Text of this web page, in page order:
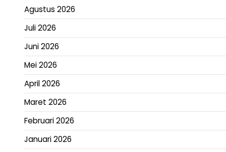
Agustus 2026
Juli 2026
Juni 2026
Mei 2026
April 2026
Maret 2026
Februari 2026
Januari 2026